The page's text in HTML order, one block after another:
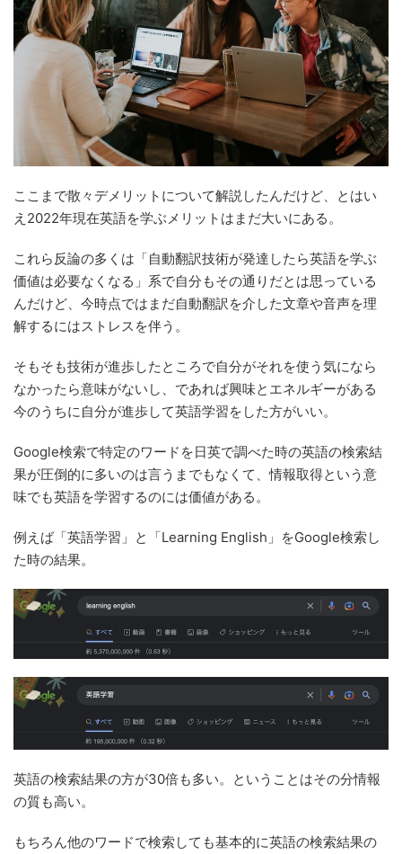
ここまで散々デメリットについて解説したんだけど、とはい
え2022年現在英語を学ぶメリットはまだ大いにある。
これら反論の多くは「自動翻訳技術が発達したら英語を学ぶ
価値は必要なくなる」系で自分もその通りだとは思っている
んだけど、今時点ではまだ自動翻訳を介した文章や音声を理
解するにはストレスを伴う。
そもそも技術が進歩したところで自分がそれを使う気になら
なかったら意味がないし、であれば興味とエネルギーがある
今のうちに自分が進歩して英語学習をした方がいい。
Google検索で特定のワードを日英で調べた時の英語の検索結
果が圧倒的に多いのは言うまでもなくて、情報取得という意
味でも英語を学習するのには価値がある。
例えば「英語学習」と「Learning English」をGoogle検索し
た時の結果。
英語の検索結果の方が30倍も多い。ということはその分情報
の質も高い。
もちろん他のワードで検索しても基本的に英語の検索結果の